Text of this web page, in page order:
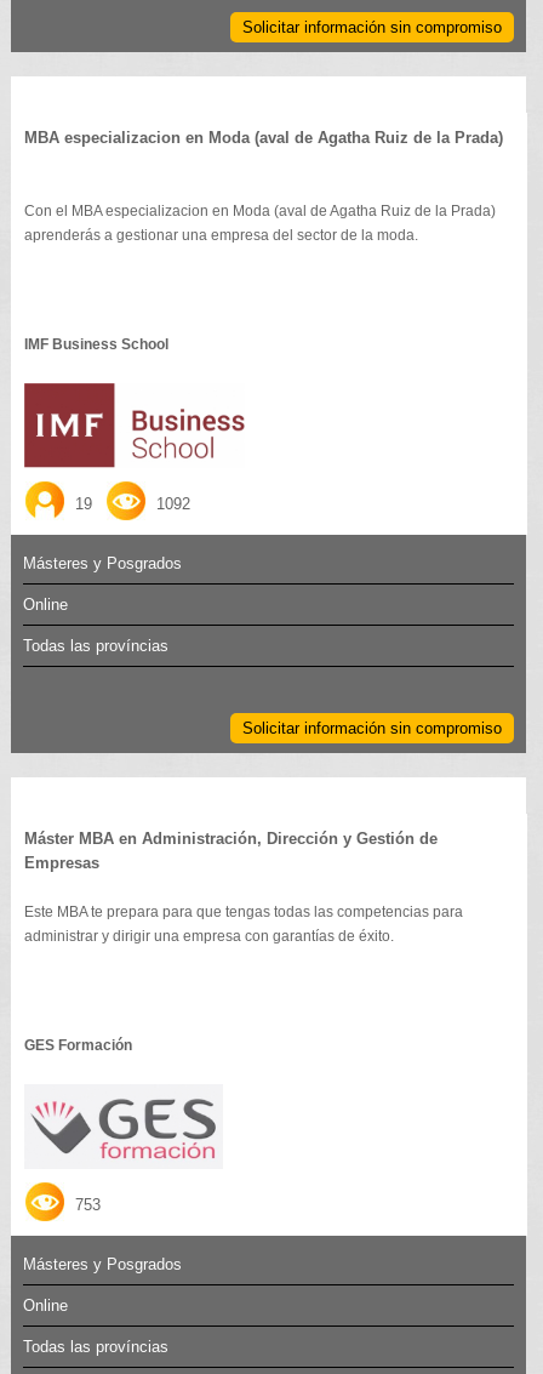
Solicitar información sin compromiso
MBA especializacion en Moda (aval de Agatha Ruiz de la Prada)
Con el MBA especializacion en Moda (aval de Agatha Ruiz de la Prada)
aprenderás a gestionar una empresa del sector de la moda.
IMF Business School
19 1092
Másteres y Posgrados
Online
Todas las províncias
Solicitar información sin compromiso
Máster MBA en Administración, Dirección y Gestión de
Empresas
Este MBA te prepara para que tengas todas las competencias para
administrar y dirigir una empresa con garantías de éxito.
GES Formación
753
Másteres y Posgrados
Online
Todas las províncias